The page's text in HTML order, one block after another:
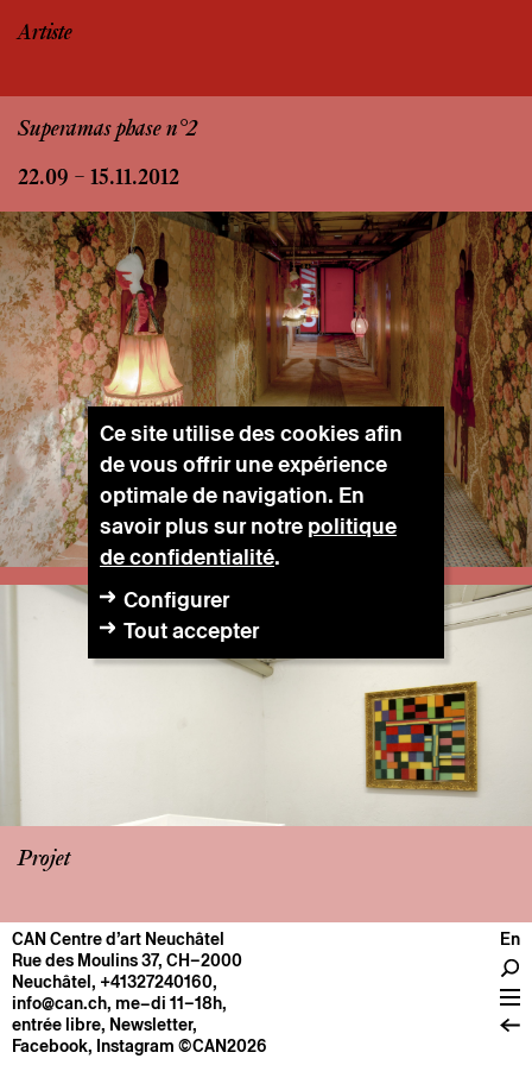
Artiste
Superamas phase n°2
22.09 – 15.11.2012
Projet
CENTRE
Infos pratiques
Fonctionnement
À propos
CAN Centre d’art Neuchâtel
Rue des Moulins 37, CH–2000
Neuchâtel, +41327240160,
info@can.ch, me–di 11–18h,
entrée libre, Newsletter,
Facebook, Instagram ©CAN2026
En
Ce site utilise des cookies afin
de vous offrir une expérience
optimale de navigation. En
savoir plus sur notre politique
de confidentialité.
Configurer
Tout accepter